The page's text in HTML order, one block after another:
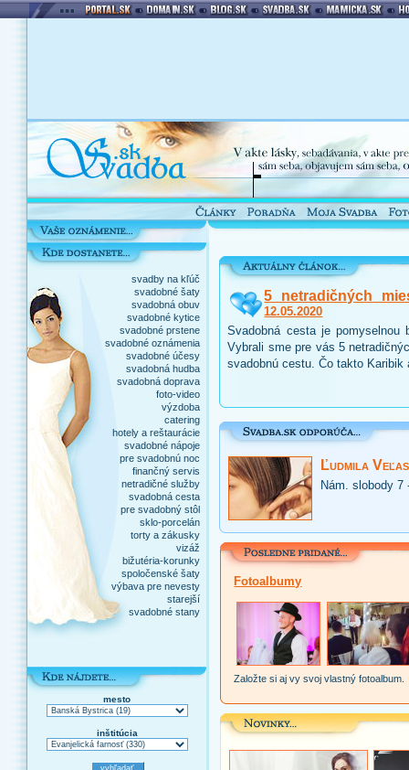
svadby na kľúč
svadobné šaty
svadobná obuv
svadobné kytice
svadobné prstene
svadobné oznámenia
svadobné účesy
svadobná hudba
svadobná doprava
foto-video
výzdoba
catering
hotely a reštaurácie
svadobné nápoje
pre svadobnú noc
finančný servis
netradičné služby
svadobná cesta
pre svadobný stôl
sklo-porcelán
torty a zákusky
vizáž
bižutéria-korunky
spoločenské šaty
výbava pre nevesty
starejší
svadobné stany
mesto
inštitúcia
5 netradičných
12.05.2020
Svadobná cesta je pomyselnou
Vybrali sme pre vás 5
svadobnú cestu. Čo takto Karibik
Ľudmila
Nám. slobody 7
Fotoalbumy
Založte si aj vy svoj vlastný fotoalbum.